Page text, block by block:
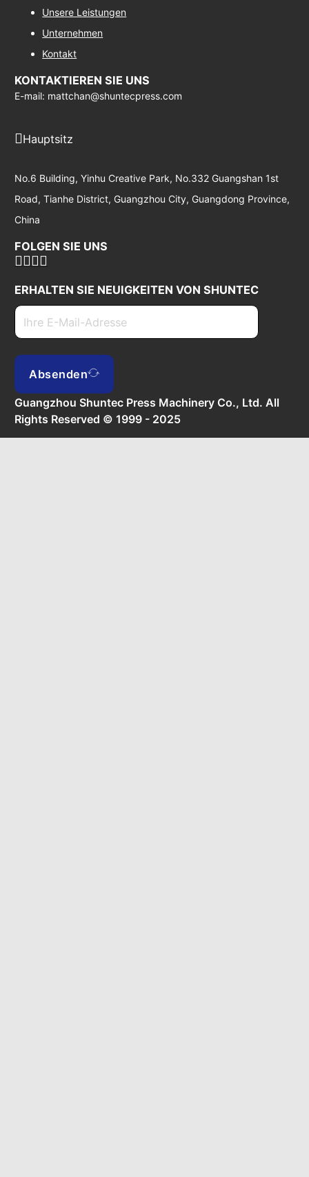
Unsere Leistungen
Unternehmen
Kontakt
KONTAKTIEREN SIE UNS
E-mail: mattchan@shuntecpress.com
Hauptsitz
No.6 Building, Yinhu Creative Park, No.332 Guangshan 1st
Road, Tianhe District, Guangzhou City, Guangdong Province,
China
FOLGEN SIE UNS
ERHALTEN SIE NEUIGKEITEN VON SHUNTEC
Absenden
Guangzhou Shuntec Press Machinery Co., Ltd. All
Rights Reserved © 1999 - 2025